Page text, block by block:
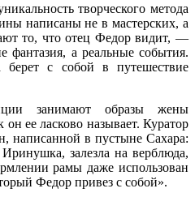
творческого метода
написаны не в мастерских, а
то, что отец Федор видит, —
фантазия, а реальные события.
с собой в путешествие
занимают образы жены
ее ласково называет. Куратор
написанной в пустыне Сахара:
залезла на верблюда,
рамы даже использован
Федор привез с собой».